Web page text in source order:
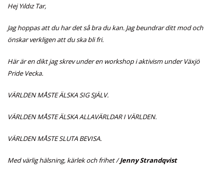
Hej Yıldız Tar,
Jag hoppas att du har det så bra du kan. Jag beundrar ditt mod och
önskar verkligen att du ska bli fri.
Här är en dikt jag skrev under en workshop i aktivism under Växjö
Pride Vecka.
VÄRLDEN MÅSTE ÄLSKA SIG SJÄLV.
VÄRLDEN MÅSTE ÄLSKA ALLAVÄRLDAR I VÄRLDEN.
VÄRLDEN MÅSTE SLUTA BEVISA.
Med värlig hälsning, kärlek och frihet /Jenny Strandqvist